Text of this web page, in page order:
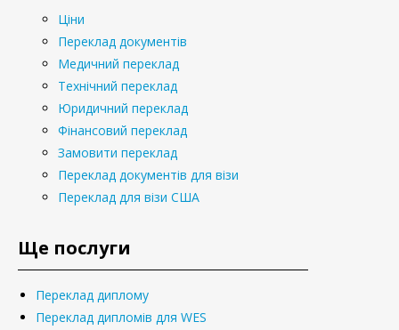
Ціни
Переклад документів
Медичний переклад
Технічний переклад
Юридичний переклад
Фінансовий переклад
Замовити переклад
Переклад документів для візи
Переклад для візи США
Ще послуги
Переклад диплому
Переклад дипломів для WES